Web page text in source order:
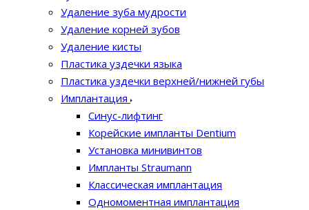
Удаление зуба мудрости
Удаление корней зубов
Удаление кисты
Пластика уздечки языка
Пластика уздечки верхней/нижней губы
Имплантация
Синус-лифтинг
Корейские импланты Dentium
Установка минивинтов
Импланты Straumann
Классическая имплантация
Одномоментная имплантация